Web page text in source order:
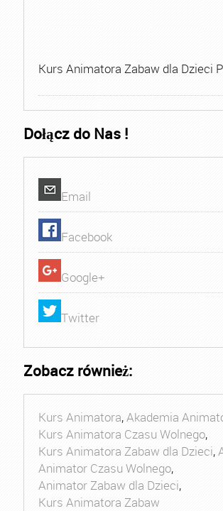
Kurs Animatora Zabaw dla Dzieci
Dołącz do Nas !
Email
Facebook
Google+
Twitter
Zobacz również:
Kurs Animatora,Akademia
Kurs Animatora Czasu Wolnego,
Kurs Animatora Zabaw dla Dzieci,
Animator Czasu Wolnego,
Animator Zabaw dla Dzieci,
Kurs Animatora Zabaw